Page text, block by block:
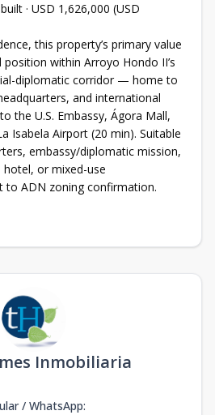
· USD 1,626,000 (USD
this property’s primary value
within Arroyo Hondo II’s
diplomatic corridor — home to
and international
the U.S. Embassy, Ágora Mall,
Isabela Airport (20 min). Suitable
embassy/diplomatic mission,
hotel, or mixed-use
to ADN zoning confirmation.
Inmobiliaria
/ WhatsApp: